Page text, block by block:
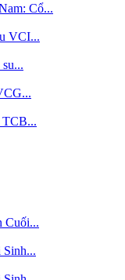
Cổ...
VCI...
Cuối...